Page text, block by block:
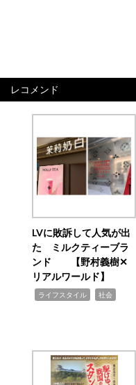
レコメンド
LVに敗訴して人気が出
た ミルクティーブラ
ンド 【野村義樹✕
リアルワールド】
ライフスタイル 社会